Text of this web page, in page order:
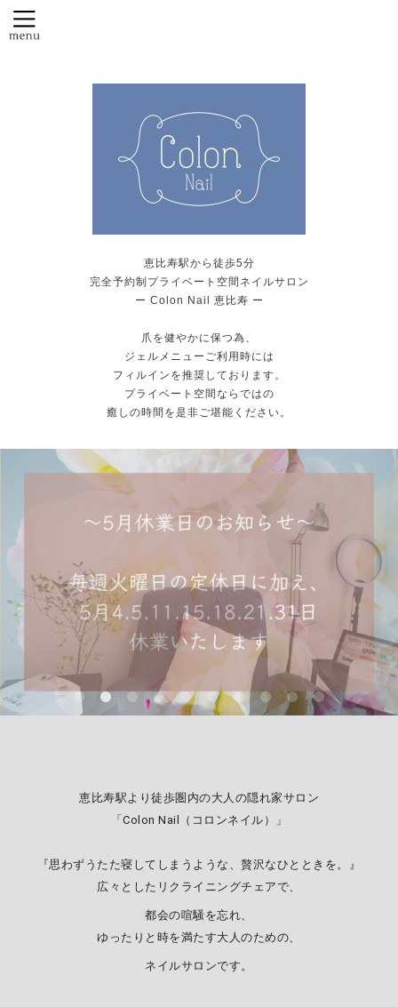
恵比寿駅から徒歩5分
完全予約制プライベート空間ネイルサロン
ー Colon Nail 恵比寿 ー
爪を健やかに保つ為、
ジェルメニューご利用時には
フィルインを推奨しております。
プライベート空間ならではの
癒しの時間を是非ご堪能ください。
New☆オプションフット「角質ケア」の
ご案内
Salon blog
巻爪ケアのご案内
New Nail design
Foot design
恵比寿駅より徒歩圏内の大人の隠れ家サロン
「Colon Nail（コロンネイル）」
『思わずうたた寝してしまうような、贅沢なひとときを。』
広々としたリクライニングチェアで、
都会の喧騒を忘れ、
ゆったりと時を満たす大人のための、
ネイルサロンです。